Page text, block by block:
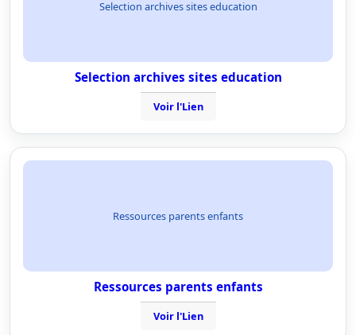
Selection archives sites education
Selection archives sites education
Voir l'Lien
Ressources parents enfants
Ressources parents enfants
Voir l'Lien